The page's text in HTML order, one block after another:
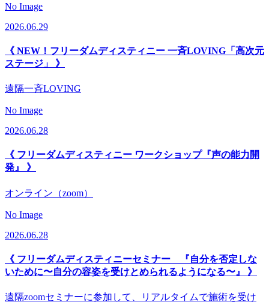
No Image
2026.06.29
《 NEW！フリーダムディスティニー 一斉LOVING「高次元
ステージ」 》
遠隔一斉LOVING
No Image
2026.06.28
《 フリーダムディスティニー ワークショップ『声の能力開
発』 》
オンライン（zoom）
No Image
2026.06.28
《 フリーダムディスティニーセミナー 『自分を否定しな
いために〜自分の容姿を受けとめられるようになる〜』 》
遠隔zoomセミナーに参加して、リアルタイムで施術を受け